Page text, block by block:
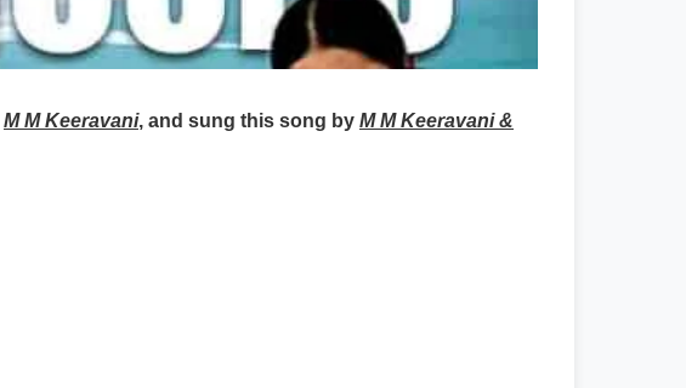
M M Keeravani, and sung this song by M M Keeravani &